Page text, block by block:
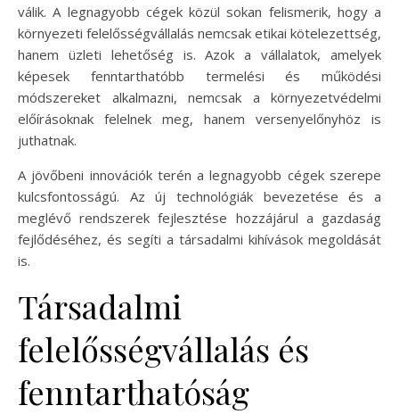
válik. A legnagyobb cégek közül sokan felismerik, hogy a
környezeti felelősségvállalás nemcsak etikai kötelezettség,
hanem üzleti lehetőség is. Azok a vállalatok, amelyek
képesek fenntarthatóbb termelési és működési
módszereket alkalmazni, nemcsak a környezetvédelmi
előírásoknak felelnek meg, hanem versenyelőnyhöz is
juthatnak.
A jövőbeni innovációk terén a legnagyobb cégek szerepe
kulcsfontosságú. Az új technológiák bevezetése és a
meglévő rendszerek fejlesztése hozzájárul a gazdaság
fejlődéséhez, és segíti a társadalmi kihívások megoldását
is.
Társadalmi
felelősségvállalás és
fenntarthatóság